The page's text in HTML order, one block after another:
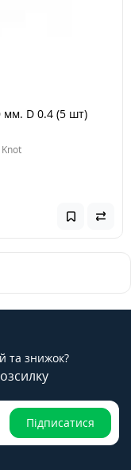
мм. D 0.4 (5 шт)
та знижок?
Підписатися